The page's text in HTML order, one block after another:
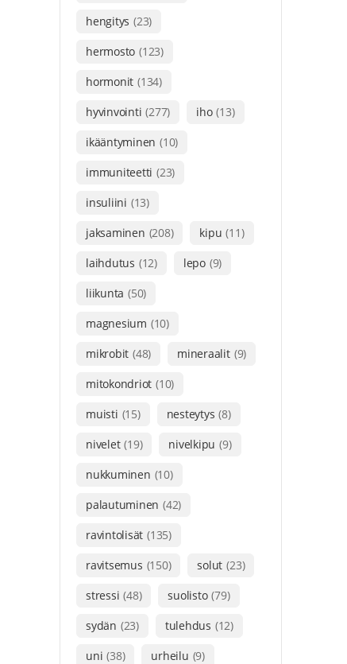
hengitys (23)
hermosto (123)
hormonit (134)
hyvinvointi (277) iho (13)
ikääntyminen (10)
immuniteetti (23)
insuliini (13)
jaksaminen (208) kipu (11)
laihdutus (12) lepo (9)
liikunta (50)
magnesium (10)
mikrobit (48) mineraalit (9)
mitokondriot (10)
muisti (15) nesteytys (8)
nivelet (19) nivelkipu (9)
nukkuminen (10)
palautuminen (42)
ravintolisät (135)
ravitsemus (150) solut (23)
stressi (48) suolisto (79)
sydän (23) tulehdus (12)
uni (38) urheilu (9)